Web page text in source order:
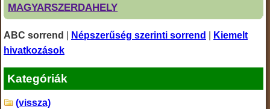
MAGYARSZERDAHELY
ABC sorrend Népszerűség szerinti sorrend
Kiemelt
hivatkozások
Kategóriák
(vissza)